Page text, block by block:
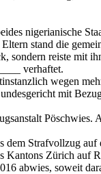
nigerianische
stand die
sondern reiste mit
verhaftet.
wegen
mit
dem Strafvollzug
Zürich
abwies, soweit